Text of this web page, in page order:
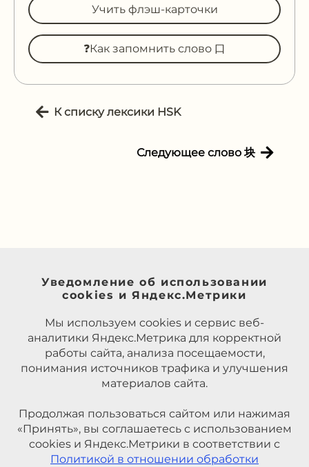
Учить флэш-карточки
❓Как запомнить слово 口
К списку лексики HSK
Следующее слово 块
Уведомление об использовании
cookies и Яндекс.Метрики
Мы используем cookies и сервис веб-
аналитики Яндекс.Метрика для корректной
работы сайта, анализа посещаемости,
понимания источников трафика и улучшения
материалов сайта.
Продолжая пользоваться сайтом или нажимая
«Принять», вы соглашаетесь с использованием
cookies и Яндекс.Метрики в соответствии с
Политикой в отношении обработки